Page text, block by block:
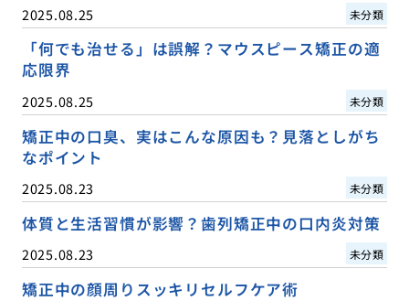
2025.08.25 未分類
「何でも治せる」は誤解？マウスピース矯正の適
応限界
2025.08.25 未分類
矯正中の口臭、実はこんな原因も？見落としがち
なポイント
2025.08.23 未分類
体質と生活習慣が影響？歯列矯正中の口内炎対策
2025.08.23 未分類
矯正中の顔周りスッキリセルフケア術